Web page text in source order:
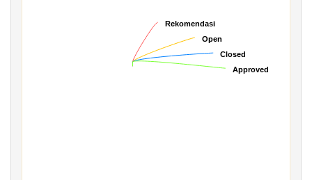
Rekomendasi
Rekomendasi
Open
Open
Closed
Closed
Approved
Approved